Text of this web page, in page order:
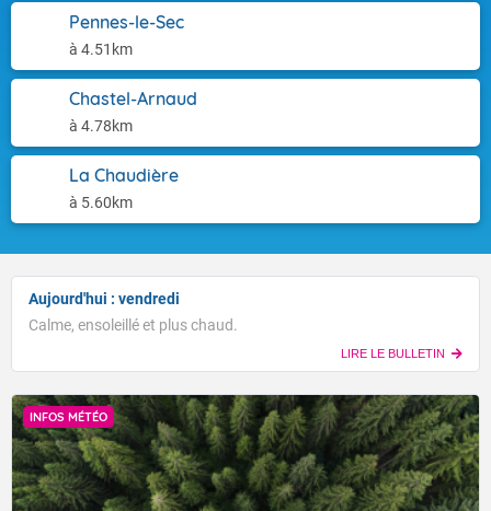
Pennes-le-Sec
à 4.51km
Chastel-Arnaud
à 4.78km
La Chaudière
à 5.60km
Aujourd'hui : vendredi
Calme, ensoleillé et plus chaud.
LIRE LE BULLETIN
INFOS MÉTÉO